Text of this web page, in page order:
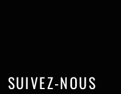
SUIVEZ-NOUS